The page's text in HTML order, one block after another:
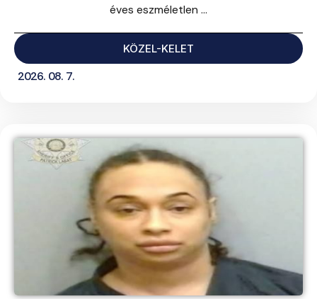
éves eszméletlen ...
KÖZEL-KELET
2026. 08. 7.